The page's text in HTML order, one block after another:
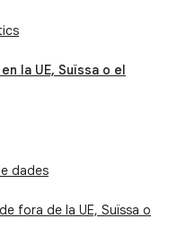
la UE, Suïssa o el
dades
fora de la UE, Suïssa o